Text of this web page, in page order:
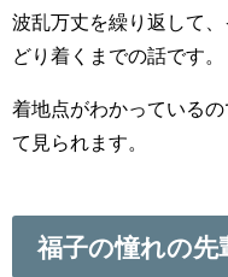
波乱万丈を繰り返して
どり着くまでの話です。
着地点がわかっている
て見られます。
福子の憧れの先